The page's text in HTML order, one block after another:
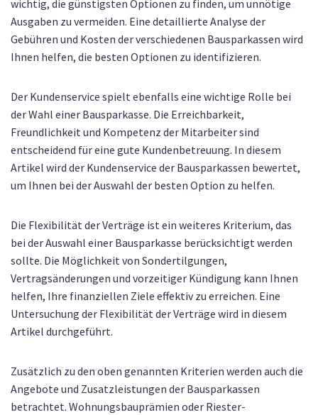
wichtig, die günstigsten Optionen zu finden, um unnötige
Ausgaben zu vermeiden. Eine detaillierte Analyse der
Gebühren und Kosten der verschiedenen Bausparkassen wird
Ihnen helfen, die besten Optionen zu identifizieren.
Der Kundenservice spielt ebenfalls eine wichtige Rolle bei
der Wahl einer Bausparkasse. Die Erreichbarkeit,
Freundlichkeit und Kompetenz der Mitarbeiter sind
entscheidend für eine gute Kundenbetreuung. In diesem
Artikel wird der Kundenservice der Bausparkassen bewertet,
um Ihnen bei der Auswahl der besten Option zu helfen.
Die Flexibilität der Verträge ist ein weiteres Kriterium, das
bei der Auswahl einer Bausparkasse berücksichtigt werden
sollte. Die Möglichkeit von Sondertilgungen,
Vertragsänderungen und vorzeitiger Kündigung kann Ihnen
helfen, Ihre finanziellen Ziele effektiv zu erreichen. Eine
Untersuchung der Flexibilität der Verträge wird in diesem
Artikel durchgeführt.
Zusätzlich zu den oben genannten Kriterien werden auch die
Angebote und Zusatzleistungen der Bausparkassen
betrachtet. Wohnungsbauprämien oder Riester-